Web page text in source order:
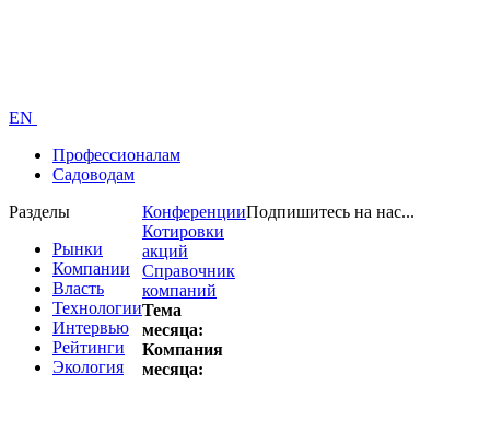
EN
Профессионалам
Садоводам
Разделы
Рынки
Компании
Власть
Технологии
Интервью
Рейтинги
Экология
Конференции
Котировки
акций
Справочник
компаний
Тема
месяца:
Компания
месяца:
Подпишитесь на нас...